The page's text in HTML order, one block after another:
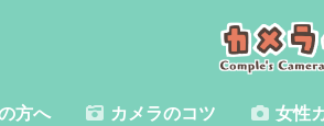
方へ カメラのコツ 女性